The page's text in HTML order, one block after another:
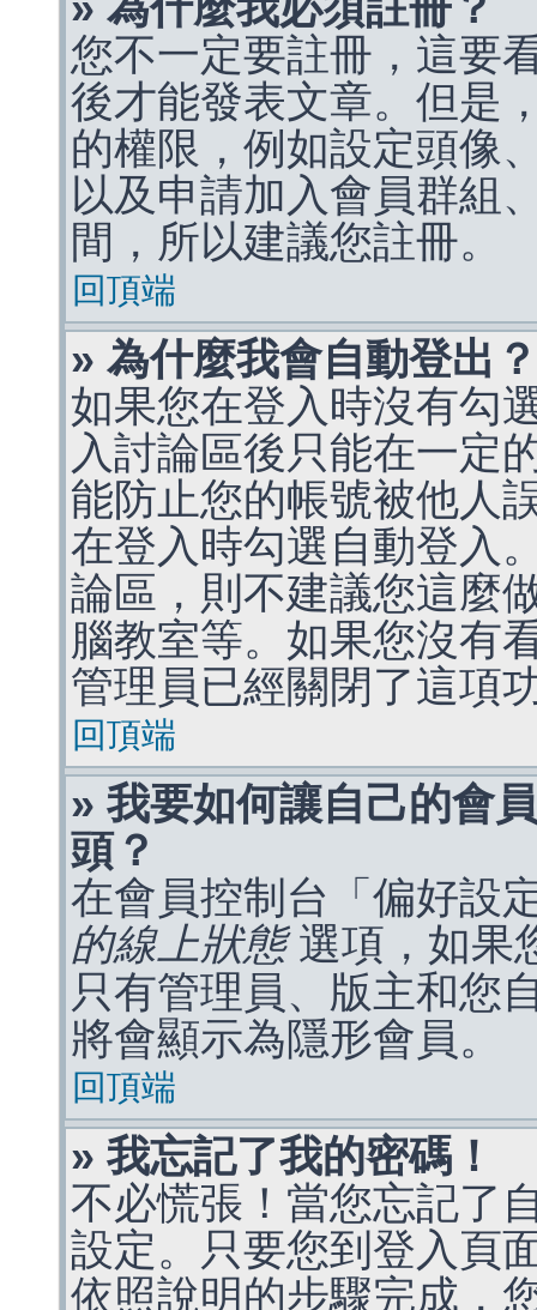
您不一定要註冊，這要
後才能發表文章。但是
的權限，例如設定頭像
以及申請加入會員群組
間，所以建議您註冊。
回頂端
» 為什麼我會自動登出？
如果您在登入時沒有勾
入討論區後只能在一定
能防止您的帳號被他人
在登入時勾選自動登入
論區，則不建議您這麼
腦教室等。如果您沒有
管理員已經關閉了這項
回頂端
» 我要如何讓自己的會
頭？
在會員控制台「偏好設
的線上狀態選項，如果
只有管理員、版主和您
將會顯示為隱形會員。
回頂端
» 我忘記了我的密碼！
不必慌張！當您忘記了
設定。只要您到登入頁
依照說明的步驟完成，